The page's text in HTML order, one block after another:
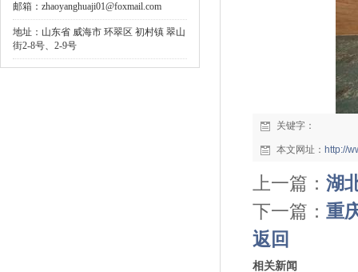
邮箱：zhaoyanghuaji01@foxmail.com
地址：山东省 威海市 环翠区 初村镇 翠山
街2-8号、2-9号
关键字：
本文网址： http://
上一篇： 湖
下一篇： 重
返回
相关新闻